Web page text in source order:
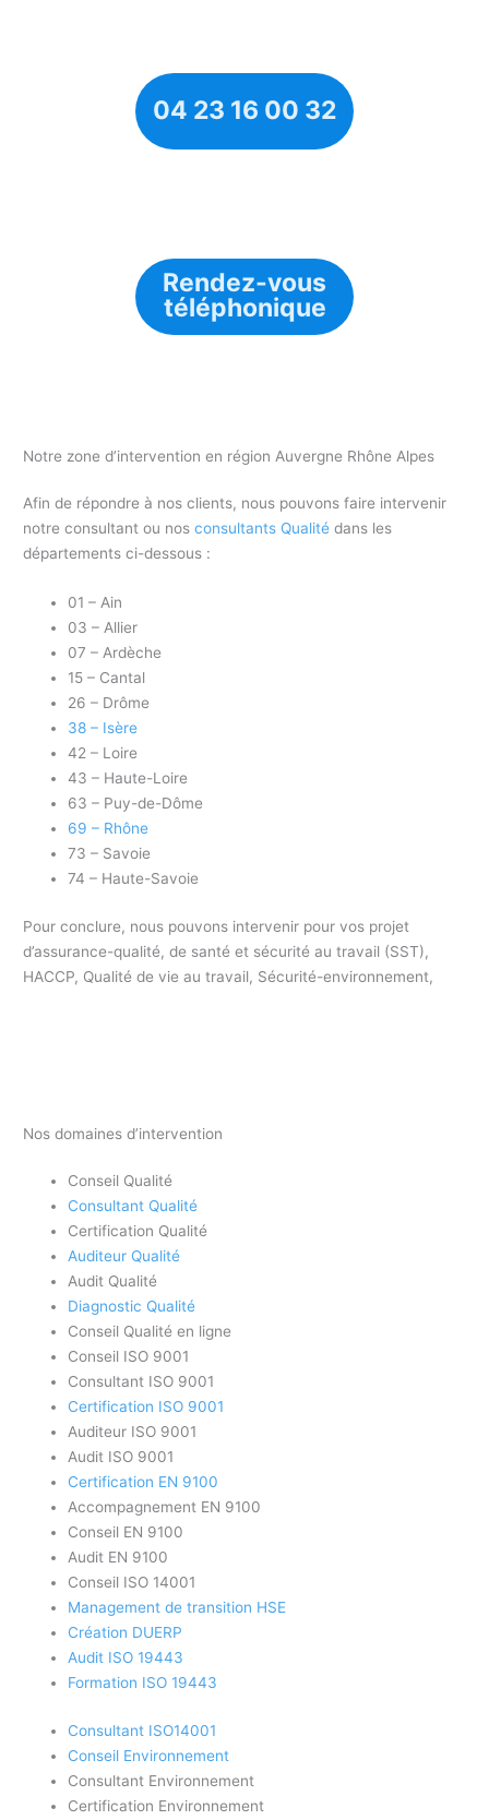
04 23 16 00 32
Rendez-vous
téléphonique
Notre zone d’intervention en région Auvergne Rhône Alpes
Afin de répondre à nos clients, nous pouvons faire intervenir
notre consultant ou nosconsultants Qualité dans les
départements ci-dessous :
01 – Ain
03 – Allier
07 – Ardèche
15 – Cantal
26 – Drôme
38 – Isère
42 – Loire
43 – Haute-Loire
63 – Puy-de-Dôme
69 – Rhône
73 – Savoie
74 – Haute-Savoie
Pour conclure, nous pouvons intervenir pour vos projet
d’assurance-qualité, de santé et sécurité au travail (SST),
HACCP, Qualité de vie au travail, Sécurité-environnement,
Nos domaines d’intervention
Conseil Qualité
Consultant Qualité
Certification Qualité
Auditeur Qualité
Audit Qualité
Diagnostic Qualité
Conseil Qualité en ligne
Conseil ISO 9001
Consultant ISO 9001
Certification ISO 9001
Auditeur ISO 9001
Audit ISO 9001
Certification EN 9100
Accompagnement EN 9100
Conseil EN 9100
Audit EN 9100
Conseil ISO 14001
Management de transition HSE
Création DUERP
Audit ISO 19443
Formation ISO 19443
Consultant ISO14001
Conseil Environnement
Consultant Environnement
Certification Environnement